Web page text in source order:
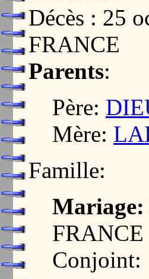
Décès : 25
FRANCE
Parents:
Père:
Mère:
Famille:
Mariage:
FRANCE
Conjoint: